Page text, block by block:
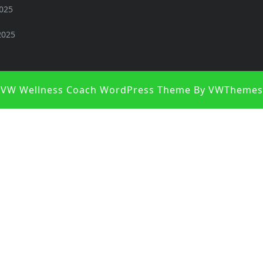
VW Wellness Coach WordPress Theme By VWThemes